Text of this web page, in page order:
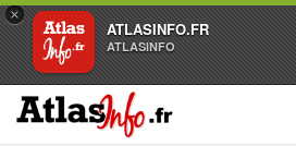
×
ATLASINFO.FR
ATLASINFO